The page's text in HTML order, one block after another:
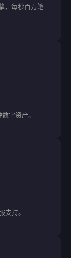
，每秒百万笔
字资产。
支持。